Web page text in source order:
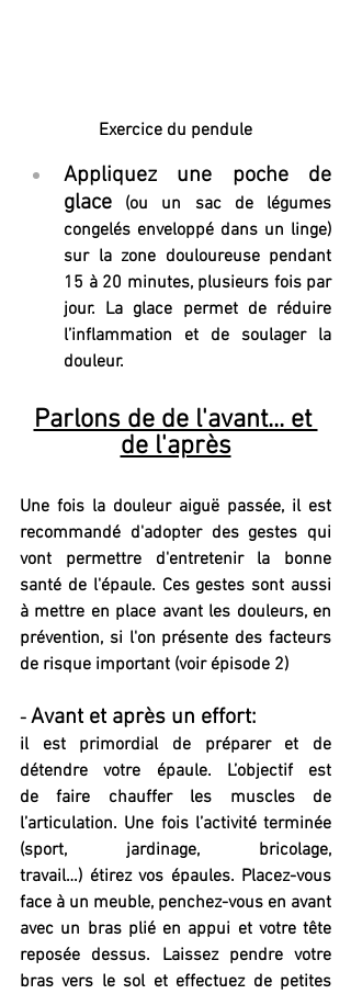
Exercice du pendule
Appliquez une poche de
glace (ou un sac de légumes
congelés enveloppé dans un linge)
sur la zone douloureuse pendant
15 à 20 minutes, plusieurs fois par
jour. La glace permet de réduire
l’inflammation et de soulager la
douleur.
Parlons de de l'avant... et
de l'après
Une fois la douleur aiguë passée, il est
recommandé d'adopter des gestes qui
vont permettre d'entretenir la bonne
santé de l'épaule. Ces gestes sont aussi
à mettre en place avant les douleurs, en
prévention, si l'on présente des facteurs
de risque important (voir épisode 2)
- Avant et après un effort:
il est primordial de préparer et de
détendre votre épaule. L’objectif est
de faire chauffer les muscles de
l’articulation. Une fois l’activité terminée
(sport, jardinage, bricolage,
travail…) étirez vos épaules. Placez-vous
face à un meuble, penchez-vous en avant
avec un bras plié en appui et votre tête
reposée dessus. Laissez pendre votre
bras vers le sol et effectuez de petites